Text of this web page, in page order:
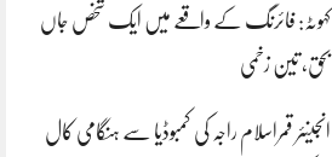
کہوٹہ: فائرنگ کے واقعے میں ایک شخص جاں
بحق، تین زخمی
انجینئر قمراسلام راجہ کی کمبوڈیا سے ہنگامی کال